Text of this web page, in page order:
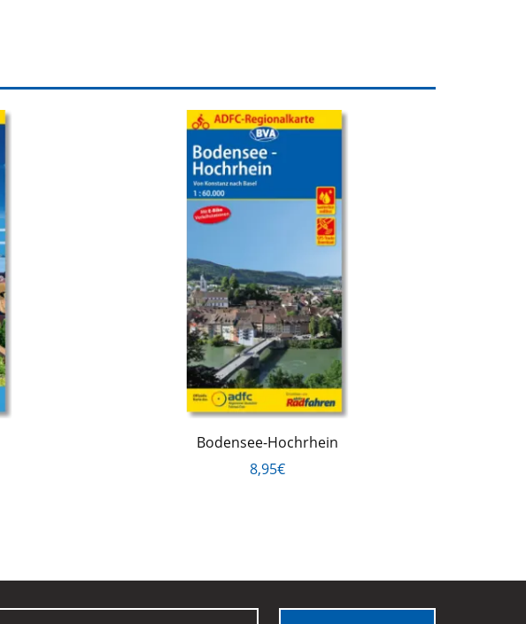
Bodensee-Hochrhein
8,95€